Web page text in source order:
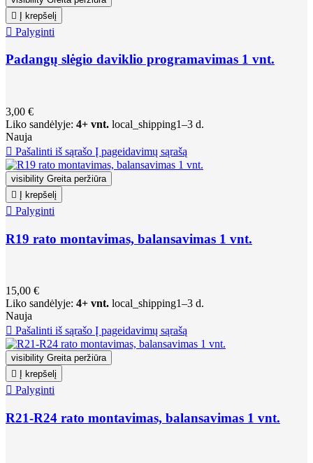
 Į krepšelį
 Palyginti
Padangų slėgio daviklio programavimas 1 vnt.
3,00 €
Liko sandėlyje: 4+ vnt. local_shipping1–3 d.
Nauja
 Pašalinti iš sąrašo Į pageidavimų sąrašą
visibility Greita peržiūra

Į krepšelį
 Palyginti
R19 rato montavimas, balansavimas 1 vnt.
15,00 €
Liko sandėlyje: 4+ vnt. local_shipping1–3 d.
Nauja
 Pašalinti iš sąrašo Į pageidavimų sąrašą
visibility Greita peržiūra

Į krepšelį
 Palyginti
R21-R24 rato montavimas, balansavimas 1 vnt.